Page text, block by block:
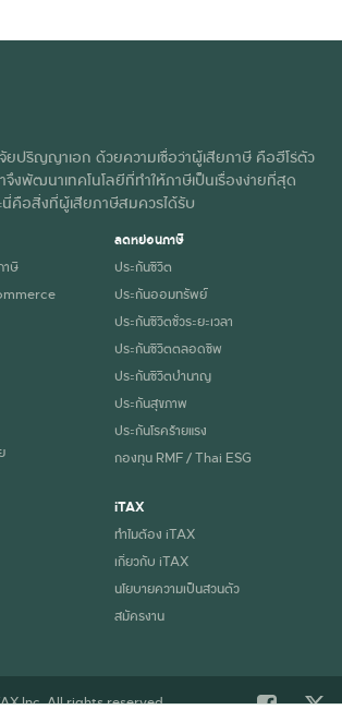
ยปริญญาเอก ด้วยความเชื่อว่าผู้เสียภาษี คือฮีโร่ตัว
จึงพัฒนาเทคโนโลยีที่ทำให้ภาษีเป็นเรื่องง่ายที่สุด
คือสิ่งที่ผู้เสียภาษีสมควรได้รับ
าษี
ลดหย่อนภาษี
ประกันชีวิต
ประกันออมทรัพย์
ประกันชีวิตชั่วระยะเวลา
ประกันชีวิตตลอดชีพ
ประกันชีวิตบำนาญ
ประกันสุขภาพ
ประกันโรคร้ายแรง
กองทุน RMF / Thai ESG
iTAX
ทำไมต้อง iTAX
เกี่ยวกับ iTAX
นโยบายความเป็นส่วนตัว
สมัครงาน
Inc. All rights reserved.